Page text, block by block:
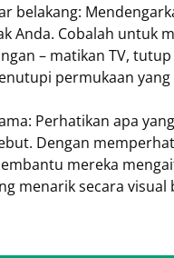
belakang:
Anda. Cobalah untuk
– matikan TV,
permukaan
Perhatikan apa
Dengan
mereka
menarik secara visual